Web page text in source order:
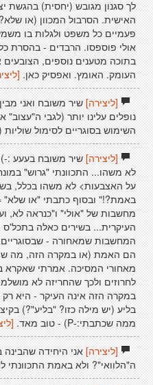
לך סגנון מגובש (יחסית) בהגשת
האישית. הסרבול המכוון (או
פעמיים כל משפט ולגלות בו
אולי פוספסו. הרבדים - בהסרת
בתוכה מטענים נוספים, הצובעים
העומק. האומץ. ואפסיק כאן.
[ליצירה]שיר משובח ואני
נופלים עלינו יותר (לגבי
השימוש בסוגריים לסימול
[ליצירה]שיר משובח בעעע :-)
לא משהו... התכוונתי "גרוש"
על האצבעות> לא משהו בכלל,
באמת?!" ובסוף כתבתי "או שלא"
מחשבות של "אולי" ו"כנראה לא,
העיקרית... בשירים כאלה בתכל'ס
המחשבות שמאחורה -
הם האמת (או במקרה הזה, מה
מאחורי המסיכה. אמרתי שאקרא
לחרוזים ולכך שהחריזה לא
במקרה הזה אינה העיקר - היא
בליע (יש מילה כזו? "בליע"?)
ממה שכתבתי:-P) - טוב מאד.
[ליצירה]אני היחידה שהבינה
ה"הלוואי"? ולא באמת התכוונתי